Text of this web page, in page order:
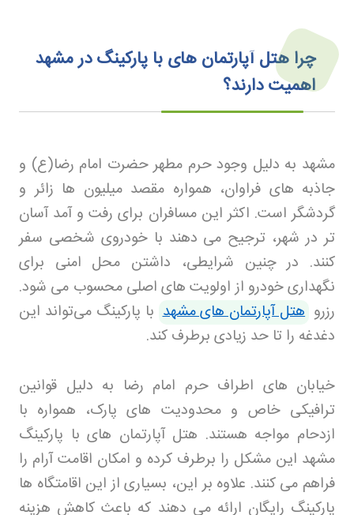
چرا هتل آپارتمان های با پارکینگ در مشهد
اهمیت دارند؟
مشهد به دلیل وجود حرم مطهر حضرت امام رضا(ع) و
جاذبه های فراوان، همواره مقصد میلیون ها زائر و
گردشگر است. اکثر این مسافران برای رفت و آمد آسان
تر در شهر، ترجیح می دهند با خودروی شخصی سفر
کنند. در چنین شرایطی، داشتن محل امنی برای
نگهداری خودرو از اولویت های اصلی محسوب می شود.
رزرو هتل آپارتمان های مشهد با پارکینگ می‌تواند این
دغدغه را تا حد زیادی برطرف کند.
خیابان های اطراف حرم امام رضا به دلیل قوانین
ترافیکی خاص و محدودیت های پارک، همواره با
ازدحام مواجه هستند. هتل آپارتمان های با پارکینگ
مشهد این مشکل را برطرف کرده و امکان اقامت آرام را
فراهم می کنند. علاوه بر این، بسیاری از این اقامتگاه ها
پارکینگ رایگان ارائه می دهند که باعث کاهش هزینه